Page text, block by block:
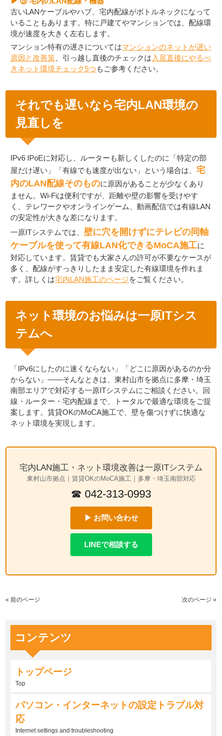
古いLANケーブルやハブ、宅内配線がボトルネックになって
いることもあります。特に戸建てやマンションでは、配線環
境が速度を大きく左右します。
マンション特有の遅さについてはマンションのネットが遅い
原因と改善策 、引っ越し直後のチェックは 入居直後にやるべ
きネット環境チェック5つ もご参考ください。
それでも遅いなら宅内LAN環境の
見直しを
IPv6 IPoEに対応し、ルーターも新しくしたのに「特定の部
屋だけ遅い」「有線でも速度が出ない」という場合は、宅
内のLAN配線そのものに原因があることが少なくあり
ません。Wi-Fiは便利ですが、距離や壁の影響を受けやす
く、テレワークやオンラインゲーム、動画配信では有線LAN
の安定性が大きな差になります。
一原ITシステムでは、壁に穴を開けずにテレビの同軸
ケーブルを使って有線LAN化できるMoCA施工に
対応しています。賃貸でも大家さんの許可が不要なケースが
多く、配線がすっきりしたまま安定した有線環境を作れま
す。詳しくは宅内LAN施工のページをご覧ください。
ネット環境のお悩みは一原ITシス
テムへ
「IPv6にしたのに速くならない」「どこに原因があるのか分
からない」——そんなときは、東村山市を拠点に多摩・埼玉
南部エリアで対応する一原ITシステムにご相談ください。回
線・ルーター・宅内配線まで、トータルで最適な環境をご提
案します。賃貸OKのMoCA施工で、壁を傷つけずに快適な
ネット環境を実現します。
宅内LAN施工・ネット環境改善は一原ITシステム
東村山市拠点｜賃貸OKのMoCA施工｜多摩・埼玉南部対応
☎ 042-313-0993
▶ お問い合わせ
LINEで相談する
« 前のページ 次のページ »
コンテンツ
トップページ
Top
パソコン・インターネットの設定トラブル対
応
Internet settings and troubleshooting